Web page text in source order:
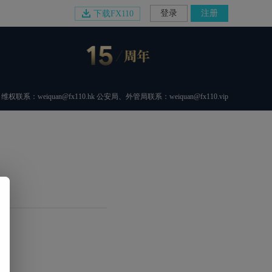
登录 注册
下载FX110
维权联系：weiquan@fx110.hk 公安局、外管局联系：weiquan@fx110.vip